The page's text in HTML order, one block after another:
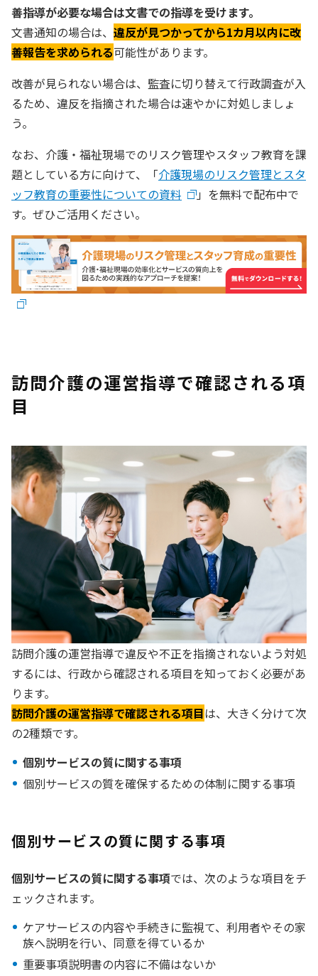
善指導が必要な場合は文書での指導を受けます。
文書通知の場合は、 違反が見つかってから1カ月以内に改
善報告を求められる可能性があります。
改善が見られない場合は、監査に切り替えて行政調査が入
るため、違反を指摘された場合は速やかに対処しましょ
う。
なお、介護・福祉現場でのリスク管理やスタッフ教育を課
題としている方に向けて、「介護現場のリスク管理とスタ
ッフ教育の重要性についての資料
」を無料で配布中で
す。ぜひご活用ください。
訪問介護の運営指導で確認される項
目
訪問介護の運営指導で違反や不正を指摘されないよう対処
するには、行政から確認される項目を知っておく必要があ
ります。
訪問介護の運営指導で確認される項目は、大きく分けて次
の2種類です。
個別サービスの質に関する事項
個別サービスの質を確保するための体制に関する事項
個別サービスの質に関する事項
個別サービスの質に関する事項では、次のような項目をチ
ェックされます。
ケアサービスの内容や手続きに監視て、利用者やその家
族へ説明を行い、同意を得ているか
重要事項説明書の内容に不備はないか